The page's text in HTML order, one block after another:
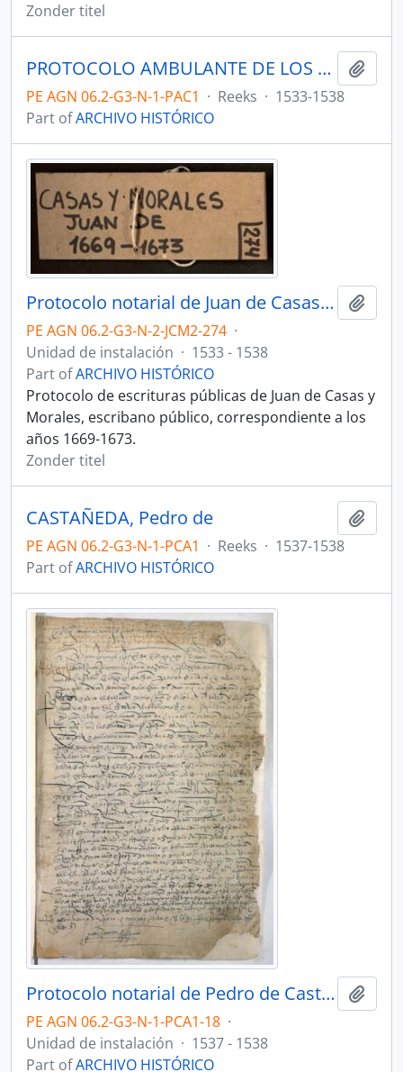
Zonder titel
PROTOCOLO AMBULANTE DE LOS CONQUISTADORES
PE AGN 06.2-G3-N-1-PAC1 · Reeks · 1533-1538
Part ofARCHIVO HISTÓRICO
Protocolo notarial de Juan de Casas y Morales
PE AGN 06.2-G3-N-2-JCM2-274 ·
Unidad de instalación · 1533 - 1538
Part ofARCHIVO HISTÓRICO
Protocolo de escrituras públicas de Juan de Casas y
Morales, escribano público, correspondiente a los
años 1669-1673.
Zonder titel
CASTAÑEDA, Pedro de
PE AGN 06.2-G3-N-1-PCA1 · Reeks · 1537-1538
Part ofARCHIVO HISTÓRICO
Protocolo notarial de Pedro de Castañeda
PE AGN 06.2-G3-N-1-PCA1-18 ·
Unidad de instalación · 1537 - 1538
Part ofARCHIVO HISTÓRICO